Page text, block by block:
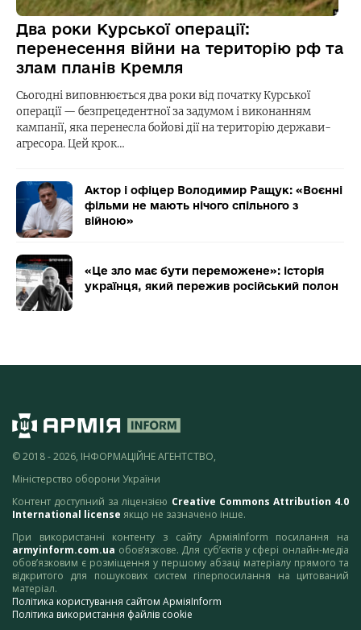
Два роки Курської операції:
перенесення війни на територію рф та
злам планів Кремля
Сьогодні виповнюється два роки від початку Курської
операції — безпрецедентної за задумом і виконанням
кампанії, яка перенесла бойові дії на територію держави-
агресора. Цей крок…
Актор і офіцер Володимир Ращук: «Воєнні
фільми не мають нічого спільного з
війною»
«Це зло має бути переможене»: історія
українця, який пережив російський полон
© 2018 - 2026, ІНФОРМАЦІЙНЕ АГЕНТСТВО,
Міністерство оборони України
Контент доступний за ліцензією Creative Commons Attribution 4.0
International license якщо не зазначено інше.
При використанні контенту з сайту АрміяInform посилання на
armyinform.com.ua обов’язкове. Для суб’єктів у сфері онлайн-медіа
обов’язковим є розміщення у першому абзаці матеріалу прямого та
відкритого для пошукових систем гіперпосилання на цитований
матеріал.
Політика користування сайтом АрміяInform
Політика використання файлів cookie